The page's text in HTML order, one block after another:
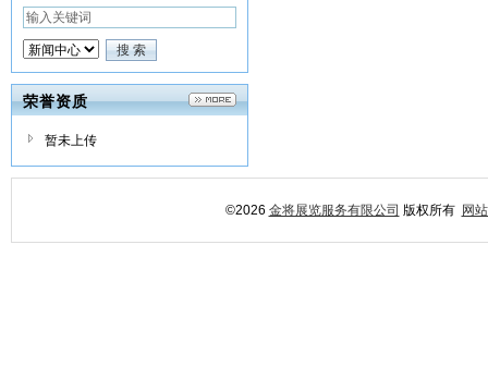
荣誉资质
暂未上传
©2026 金将展览服务有限公司 版权所有 网